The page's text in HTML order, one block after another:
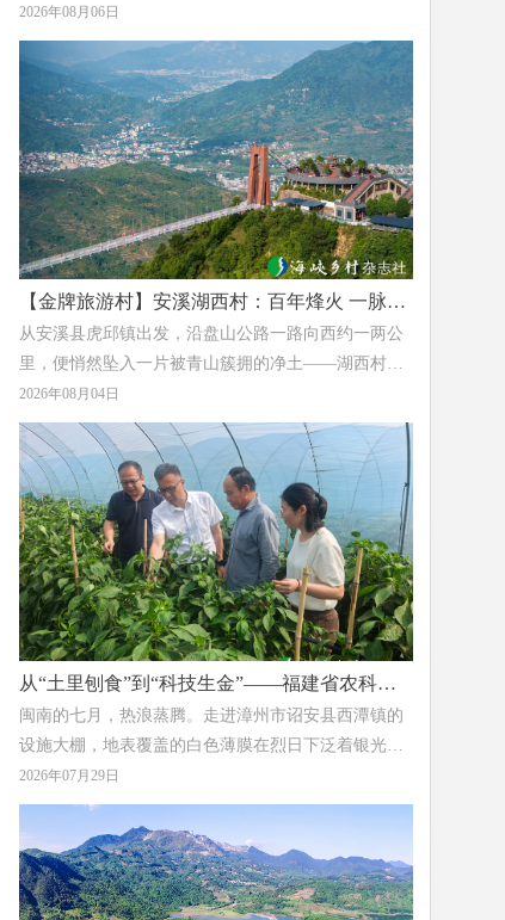
2026年08月06日
【金牌旅游村】安溪湖西村：百年烽火 一脉茶
香
从安溪县虎邱镇出发，沿盘山公路一路向西约一两公
里，便悄然坠入一片被青山簇拥的净土——湖西村。
这里层峦叠翠，溪水潺潺，清冽的草木香气沁人心
脾。这个距镇政府仅1.6公里的小村落，于2023年获评
福建省“金牌旅游村”，正以它独有的方式，完成着一
场从红色热土到茶香田园的诗意蜕变。
2026年08月04日
从“土里刨食”到“科技生金”——福建省农科院
亚热所为辣椒产业装上“绿色芯片”
闽南的七月，热浪蒸腾。走进漳州市诏安县西潭镇的
设施大棚，地表覆盖的白色薄膜在烈日下泛着银光，
膜下土壤温度持续攀升，一场无声的“土壤革命”正在
这里上演。
2026年07月29日